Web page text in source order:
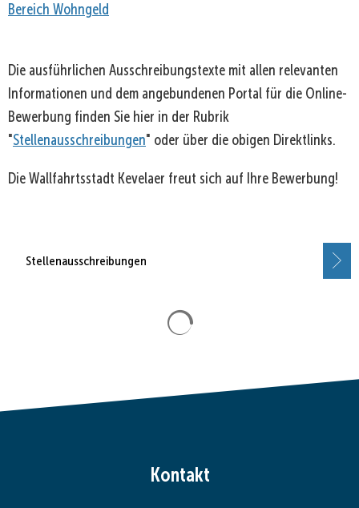
Bereich Wohngeld
Die ausführlichen Ausschreibungstexte mit allen relevanten
Informationen und dem angebundenen Portal für die Online-
Bewerbung finden Sie hier in der Rubrik
"Stellenausschreibungen" oder über die obigen Direktlinks.
Die Wallfahrtsstadt Kevelaer freut sich auf Ihre Bewerbung!
Stellenausschreibungen
Kontakt